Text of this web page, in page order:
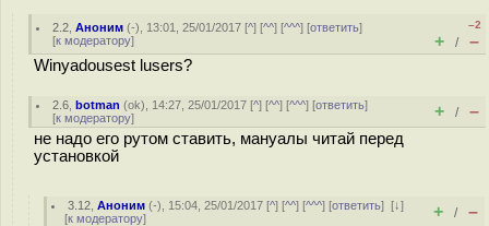
2.2 ,Аноним (-), 13:01, 25/01/2017 [^] [^^] [^^^] [ответить]
[к модератору]
–2
+ / –
Winyadousest lusers?
2.6 ,botman (ok), 14:27, 25/01/2017 [^] [^^] [^^^] [ответить]
[к модератору] + / –
не надо его рутом ставить, мануалы читай перед
установкой
3.12 ,Аноним (-), 15:04, 25/01/2017 [^] [^^] [^^^] [ответить][↓]
[к модератору] + / –